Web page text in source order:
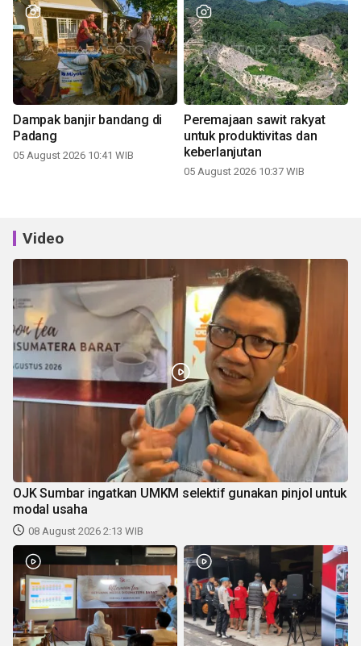
Dampak banjir bandang di
Padang
05 August 2026 10:41 WIB
Peremajaan sawit rakyat
untuk produktivitas dan
keberlanjutan
05 August 2026 10:37 WIB
Video
OJK Sumbar ingatkan UMKM selektif gunakan pinjol untuk
modal usaha
08 August 2026 2:13 WIB